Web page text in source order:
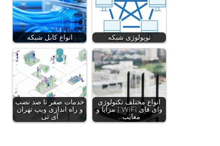
انواع کابل شبکه توپولوژی شبکه
خدمات صفر تا صد نصب
و راه اندازی ویپ تهران
آی تی
انواع مختلف تکنولوژی
وای فای WiFi | مزایا و
معایب…